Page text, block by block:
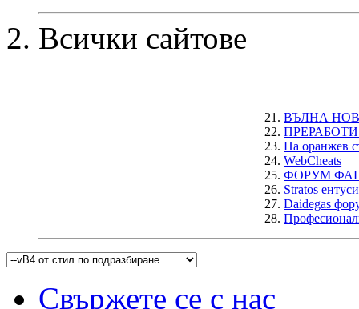
Всички сайтове
21.ВЪЛНА
22.
23.На оранжев
24.WebCheats
25.ФОРУМ
26. Stratos
27.Daidegas
28.
Свържете се с нас